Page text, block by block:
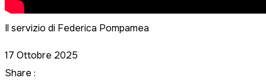
Il servizio di Federica Pompamea
17 Ottobre 2025
Share :